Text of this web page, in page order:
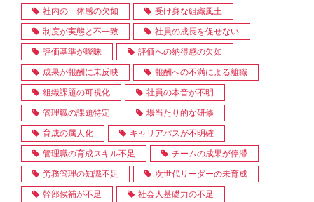
社内の一体感の欠如 受け身な組織風土
制度が実態と不一致 社員の成長を促せない
評価基準が曖昧 評価への納得感の欠如
成果が報酬に未反映 報酬への不満による離職
組織課題の可視化 社員の本音が不明
管理職の課題特定 場当たり的な研修
育成の属人化 キャリアパスが不明確
管理職の育成スキル不足 チームの成果が停滞
労務管理の知識不足 次世代リーダーの未育成
幹部候補が不足 社会人基礎力の不足